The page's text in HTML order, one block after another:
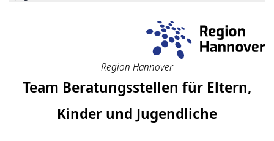
Region Hannover
Team Beratungsstellen für Eltern,
Kinder und Jugendliche